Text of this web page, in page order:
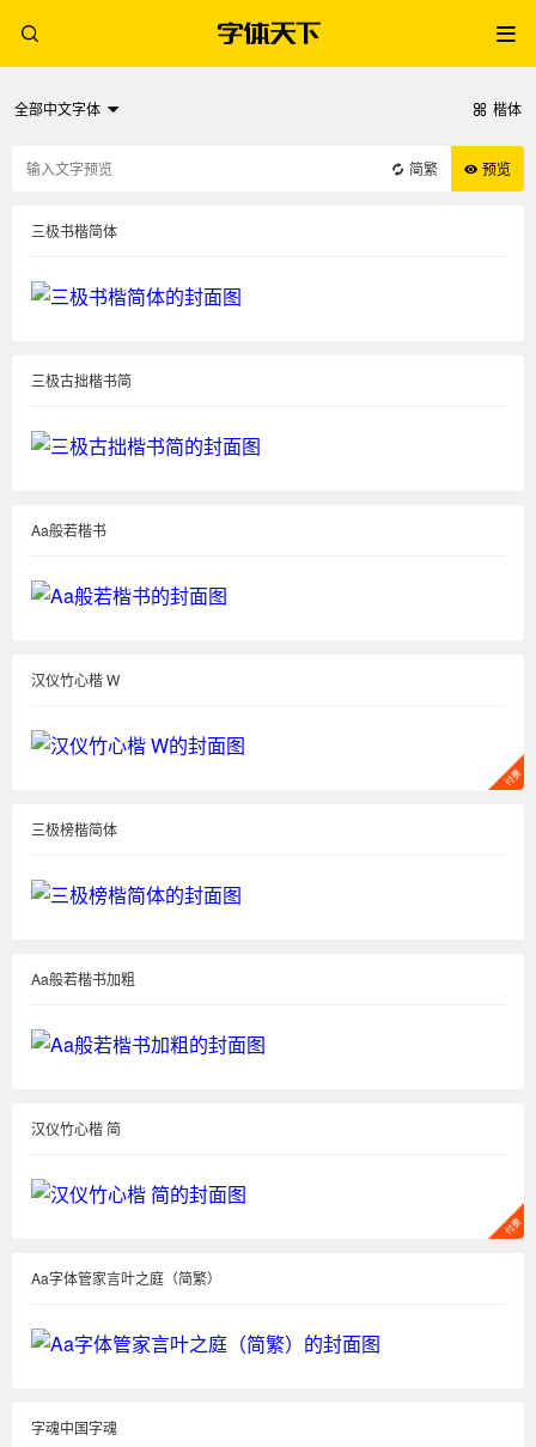
全部中文字体 楷体
简繁 预览
三极书楷简体
三极古拙楷书简
Aa般若楷书
汉仪竹心楷 W
三极榜楷简体
Aa般若楷书加粗
汉仪竹心楷 简
Aa字体管家言叶之庭（简繁）
字魂中国字魂